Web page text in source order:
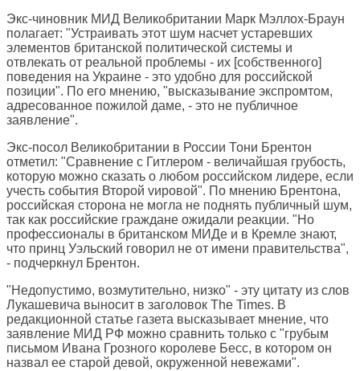
Экс-чиновник МИД Великобритании Марк Мэллох-Браун
полагает: "Устраивать этот шум насчет устаревших
элементов британской политической системы и
отвлекать от реальной проблемы - их [собственного]
поведения на Украине - это удобно для российской
позиции". По его мнению, "высказывание экспромтом,
адресованное пожилой даме, - это не публичное
заявление".
Экс-посол Великобритании в России Тони Брентон
отметил: "Сравнение с Гитлером - величайшая грубость,
которую можно сказать о любом российском лидере, если
учесть события Второй vировой". По мнению Брентона,
российская сторона не могла не поднять публичный шум,
так как российские граждане ожидали реакции. "Но
профессионалы в британском МИДе и в Кремле знают,
что принц Уэльский говорил не от имени правительства",
- подчеркнул Брентон.
"Недопустимо, возмутительно, низко" - эту цитату из слов
Лукашевича выносит в заголовок The Times. В
редакционной статье газета высказывает мнение, что
заявление МИД РФ можно сравнить только с "грубым
письмом Ивана Грозного королеве Бесс, в котором он
назвал ее старой девой, окруженной невежами".